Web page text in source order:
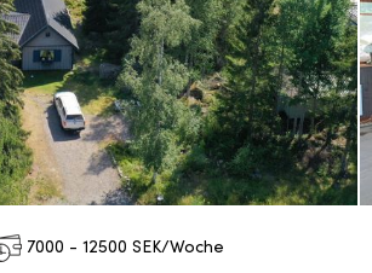
7000 - 12500 SEK/Woche